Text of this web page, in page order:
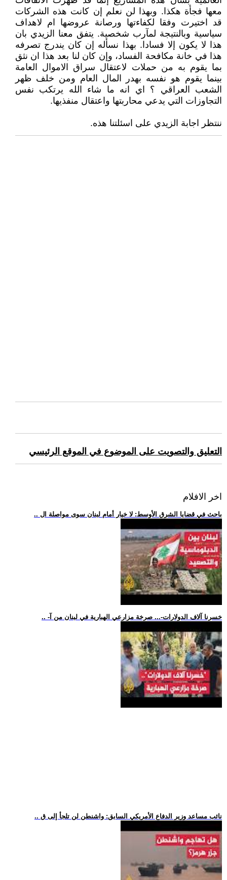
معها فجأة هكذا. وبهذا لن نعلم إن كانت هذه الشركات
قد اختيرت وفقا لكفاءتها ورصانة عروضها ام لاهداف
سياسية وبالنتيجة لمآرب شخصية. يتفق معنا الزيدي بان
هذا لا يكون إلا فسادا. بهذا نسأله إن كان يندرج تصرفه
هذا في خانة مكافحة الفساد، وإن كان لنا بعد هذا ان نثق
بما يقوم به من حملات لاعتقال سراق الاموال العامة
بينما يقوم هو نفسه بهدر المال العام ومن خلف ظهر
الشعب العراقي ؟ اي انه ما شاء الله يرتكب نفس
التجاوزات التي يدعي محاربتها واعتقال منفذيها.
ننتظر اجابة الزيدي على اسئلتنا هذه.
التعليق والتصويت على الموضوع في الموقع الرئيسي
اخر الافلام
.. باحث في قضايا الشرق الأوسط: لا خيار أمام لبنان سوى مواصلة ال
.. -خسرنا آلاف الدولارات-... صرخة مزارعي الهبارية في لبنان من آ
.. نائب مساعد وزير الدفاع الأمريكي السابق: واشنطن لن تلجأ إلى ق